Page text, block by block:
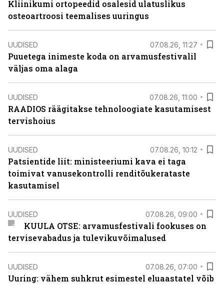
Kliinikumi ortopeedid osalesid ulatuslikus
osteoartroosi teemalises uuringus
UUDISED 07.08.26, 11:27
Puuetega inimeste koda on arvamusfestivalil
väljas oma alaga
UUDISED 07.08.26, 11:00
RAADIOS räägitakse tehnoloogiate kasutamisest
tervishoius
UUDISED 07.08.26, 10:12
Patsientide liit: ministeeriumi kava ei taga
toimivat vanusekontrolli renditõukerataste
kasutamisel
UUDISED 07.08.26, 09:00
KUULA OTSE: arvamusfestivali fookuses on
tervisevabadus ja tulevikuvõimalused
UUDISED 07.08.26, 07:00
Uuring: vähem suhkrut esimestel eluaastatel võib